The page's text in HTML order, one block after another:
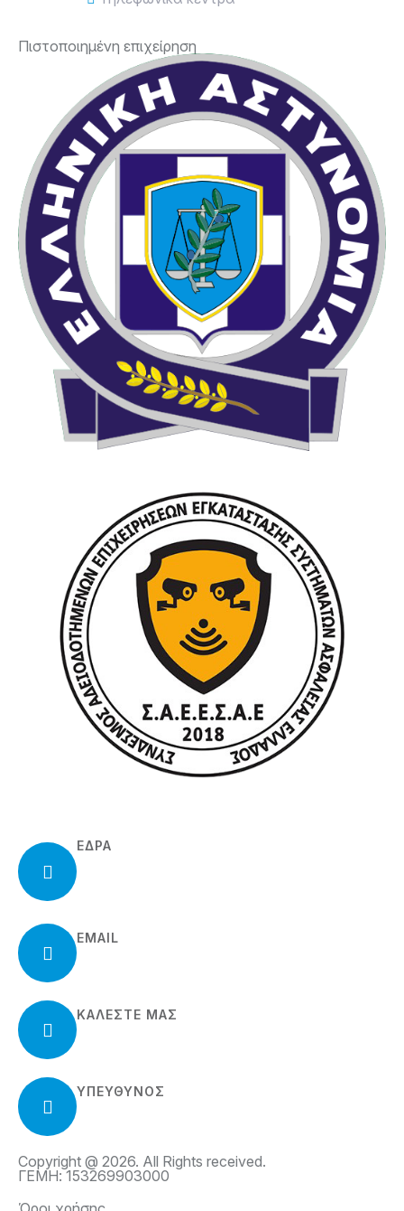
Πιστοποιημένη επιχείρηση
ΕΔΡΑ
EMAIL
ΚΑΛΈΣΤΕ ΜΑΣ
ΥΠΕΥΘΥΝΟΣ
Copyright @ 2026. All Rights received.
ΓΕΜΗ: 153269903000